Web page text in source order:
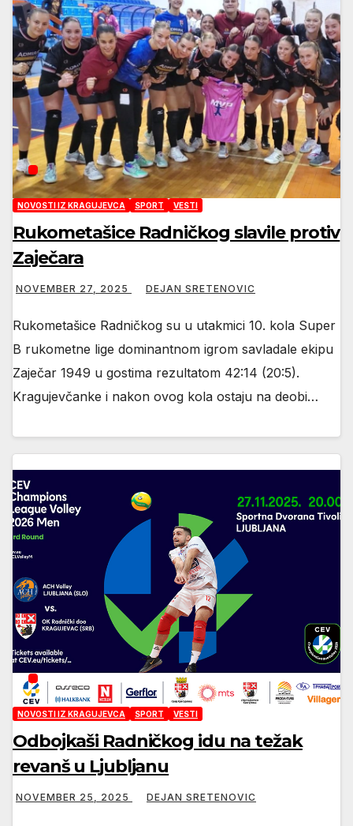
NOVOSTI IZ KRAGUJEVCA SPORT VESTI
Rukometašice Radničkog slavile protiv
Zaječara
NOVEMBER 27, 2025 DEJAN SRETENOVIC
Rukometašice Radničkog su u utakmici 10. kola Super
B rukometne lige dominantnom igrom savladale ekipu
Zaječar 1949 u gostima rezultatom 42:14 (20:5).
Kragujevčanke i nakon ovog kola ostaju na deobi…
NOVOSTI IZ KRAGUJEVCA SPORT VESTI
Odbojkaši Radničkog idu na težak
revanš u Ljubljanu
NOVEMBER 25, 2025 DEJAN SRETENOVIC